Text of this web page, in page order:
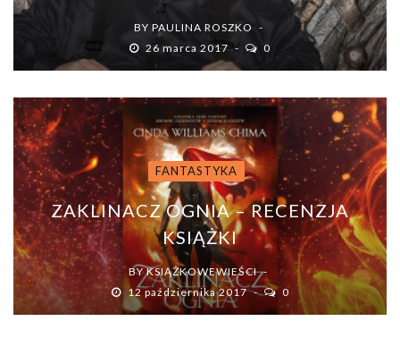
BY PAULINA ROSZKO
26 marca 2017
0
FANTASTYKA
ZAKLINACZ OGNIA – RECENZJA
KSIĄŻKI
BYKSIĄŻKOWEWIEŚCI
12 października 2017
0